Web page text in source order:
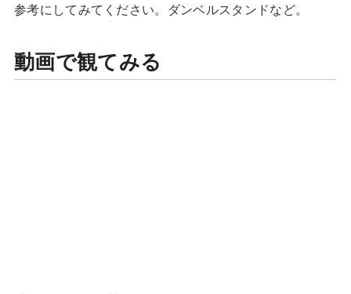
参考にしてみてください。ダンベルスタンドなど。
動画で観てみる